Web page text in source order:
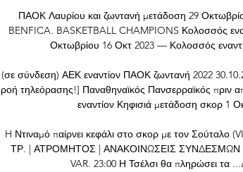
ΠΑΟΚ Λαυρίου και ζωντανή μετάδοση 29
BENFICA. BASKETBALL CHAMPIONS Κολοσσός
Οκτωβρίου 16 Οκτ 2023 — Κολοσσός
(σε σύνδεση) ΑΕΚ εναντίον ΠΑΟΚ ζωντανή 2022
ροή τηλεόρασης!] Παναθηναϊκός Πανσερραϊκός
εναντίον Κηφισιά μετάδοση σκορ 1
H Ντιναμό παίρνει κεφάλι στο σκορ με τον
ΤΡ. | ΑΤΡΟΜΗΤΟΣ | ΑΝΑΚΟΙΝΩΣΕΙΣ ΣΥΝΔΕΣΜΩΝ
VAR. 23:00 Η Τσέλσι θα πληρώσει τα